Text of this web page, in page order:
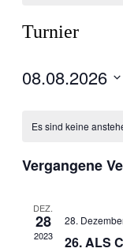
Turnier
08.08.2026
Es sind keine
Vergangene
DEZ.
28
2023
28.
26. ALS